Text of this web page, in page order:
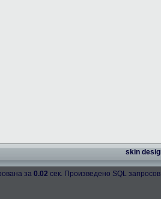
skin
за 0.02 сек. Произведено SQL